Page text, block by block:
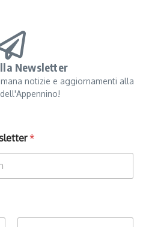
Newsletter
notizie e aggiornamenti alla
*